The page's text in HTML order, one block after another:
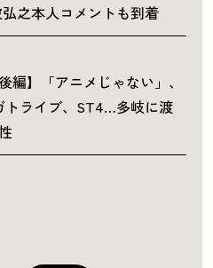
之本人コメントも到着
編】「アニメじゃない」、
トライブ、ST4…多岐に渡